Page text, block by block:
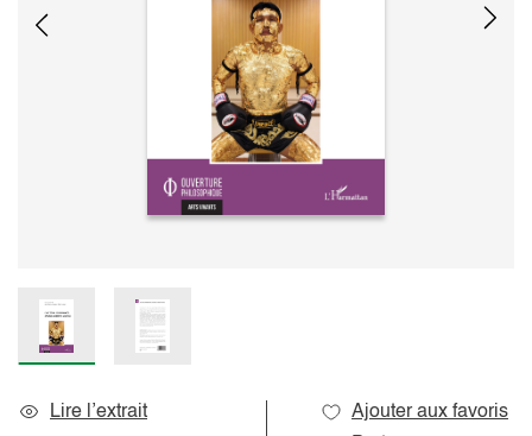
Lire l’extrait
Ajouter aux favoris